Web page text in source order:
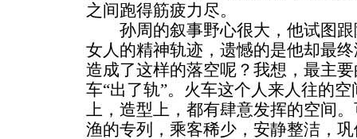
之间跑得筋疲力尽。
孙周的叙事野心很大，他试图跟
女人的精神轨迹，遗憾的是他却最
造成了这样的落空呢？我想，最主
车“出了轨”。火车这个人来人往的
上，造型上，都有肆意发挥的空间
渔的专列，乘客稀少，安静整洁，